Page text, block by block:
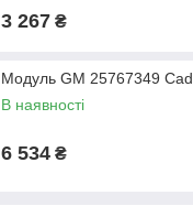
3 267 ₴
Модуль GM 25767349
В наявності
6 534 ₴